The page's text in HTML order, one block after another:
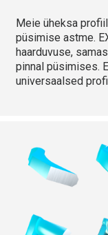
Meie üheksa
püsimise astme.
haarduvuse,
pinnal püsimises.
universaalsed